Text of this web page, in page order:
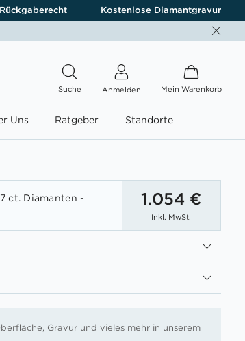
Kostenlose Diamantgravur
Suche Anmelden Mein Warenkorb
Uns Ratgeber Standorte
ct. Diamanten -
1.054 €
Inkl. MwSt.
Gravur und vieles mehr in unserem